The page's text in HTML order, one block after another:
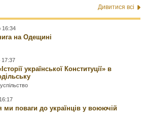
Дивитися всі
16:34
на Одещині
17:37
української Конституції» в
ми поваги до українців у воюючій